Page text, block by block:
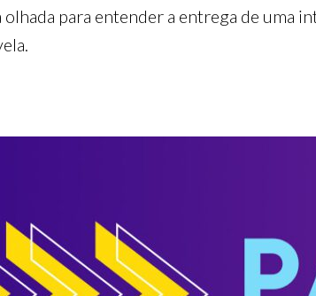
olhada para entender a entrega de uma